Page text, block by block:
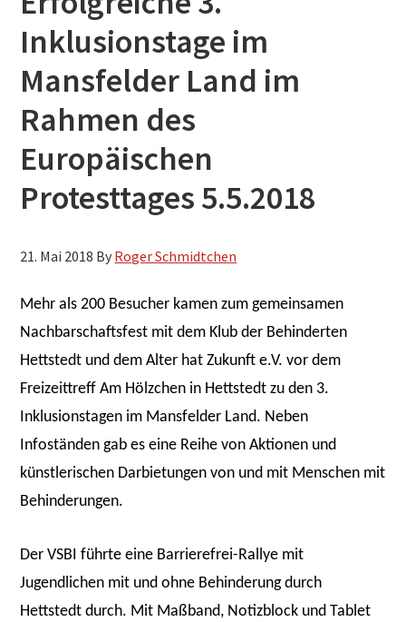
s
u
c
h
e
Inklusionstage im
Mansfelder Land im
Rahmen des
Europäischen
Protesttages 5.5.2018
21. Mai 2018 By Roger Schmidtchen
Mehr als 200 Besucher kamen zum gemeinsamen
Nachbarschaftsfest mit dem Klub der Behinderten
Hettstedt und dem Alter hat Zukunft e.V. vor dem
Freizeittreff Am Hölzchen in Hettstedt zu den 3.
Inklusionstagen im Mansfelder Land. Neben
Infoständen gab es eine Reihe von Aktionen und
künstlerischen Darbietungen von und mit Menschen mit
Behinderungen.
Der VSBI führte eine Barrierefrei-Rallye mit
Jugendlichen mit und ohne Behinderung durch
Hettstedt durch. Mit Maßband, Notizblock und Tablet